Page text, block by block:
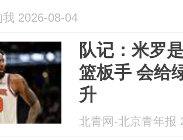
2026-08-04
队记：米罗
篮板手 会给
升
北青网-北京青年报